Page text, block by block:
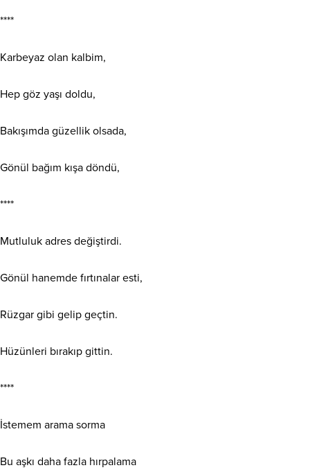
****
Karbeyaz olan kalbim,
Hep göz yaşı doldu,
Bakışımda güzellik olsada,
Gönül bağım kışa döndü,
****
Mutluluk adres değiştirdi.
Gönül hanemde fırtınalar esti,
Rüzgar gibi gelip geçtin.
Hüzünleri bırakıp gittin.
****
İstemem arama sorma
Bu aşkı daha fazla hırpalama